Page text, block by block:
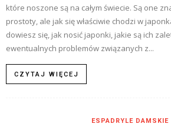
które noszone są na całym świecie. Są one
prostoty, ale jak się właściwie chodzi w
dowiesz się, jak nosić japonki, jakie są ich
ewentualnych problemów związanych z...
CZYTAJ WIĘCEJ
ESPADRYLE DAMSKIE